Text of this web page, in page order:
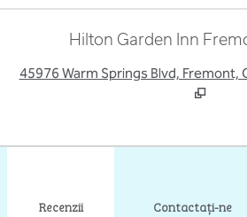
Hilton Garden Inn
45976 Warm Springs Blvd, Fremont,
Recenzii Contactaţi-ne